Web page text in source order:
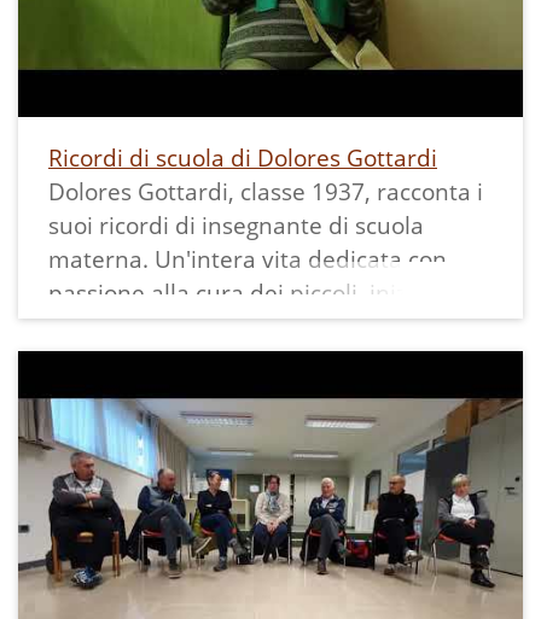
con il collegamento al glossario.
Seguono le visite di Lasino, Madruzzo,
Ranzo e Margone.
Ricordi di scuola di Dolores Gottardi
Dolores Gottardi, classe 1937, racconta i
suoi ricordi di insegnante di scuola
materna. Un'intera vita dedicata con
passione alla cura dei piccoli, iniziata
giovanissima quando, nel 1955, accetta il
primo incarico con l'O.N.A.I.R..
Successivamente insegna nella scuola di
Lases, per 7 anni. Nel 1960, con la
nascita della scuola materna statale, la
signora Dolores partecipa al concorso
pubblico e prende posto a S. Agnese,
accompagnando i bambini delle cinque
frazioni della zona. Si sposta poi a